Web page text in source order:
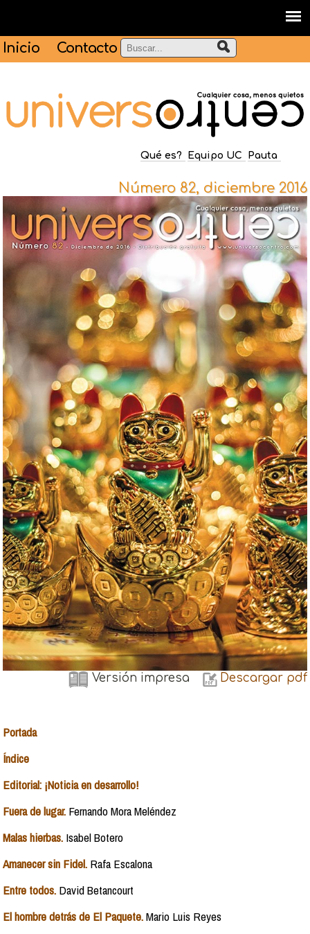
Inicio Contacto
Qué es? Equipo UC Pauta
Número 82, diciembre 2016
Versión impresa Descargar pdf
Portada
Índice
Editorial: ¡Noticia en desarrollo!
Fuera de lugar. Fernando Mora Meléndez
Malas hierbas. Isabel Botero
Amanecer sin Fidel. Rafa Escalona
Entre todos. David Betancourt
El hombre detrás de El Paquete.Mario Luis Reyes